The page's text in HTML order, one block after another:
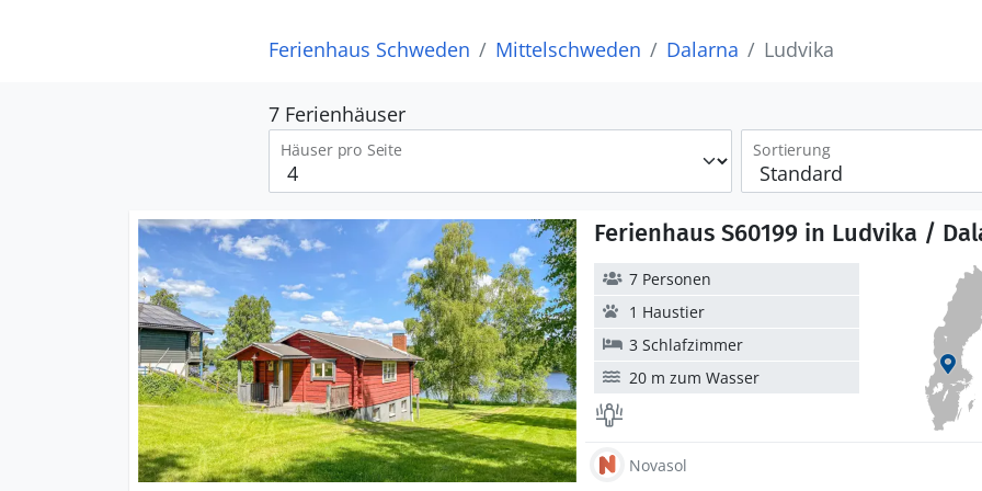
Ferienhaus Schweden Mittelschweden Dalarna Ludvika
7 Ferienhäuser
Häuser pro Seite Sortierung
Ferienhaus S60199 in Ludvika /
7 Personen
1 Haustier
3 Schlafzimmer
20 m zum Wasser
Novasol